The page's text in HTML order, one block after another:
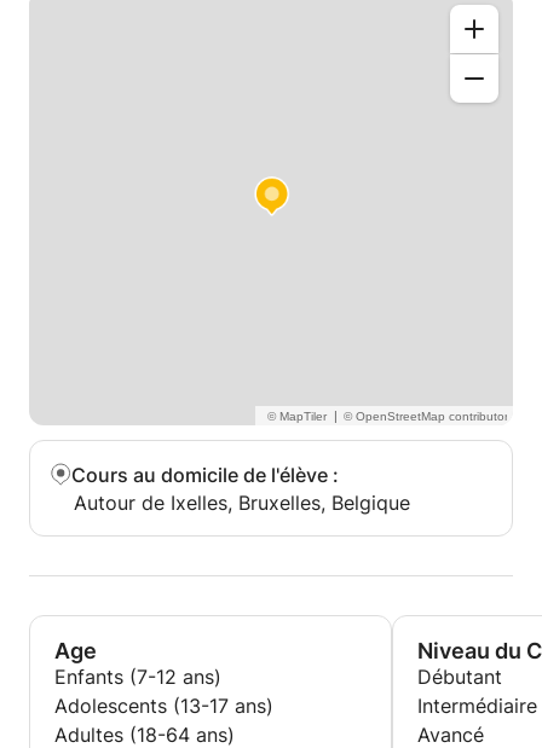
|
Cours au domicile de l'élève :
Autour de Ixelles, Bruxelles, Belgique
Age
Enfants (7-12 ans)
Adolescents (13-17 ans)
Adultes (18-64 ans)
Niveau du
Débutant
Intermédiaire
Avancé